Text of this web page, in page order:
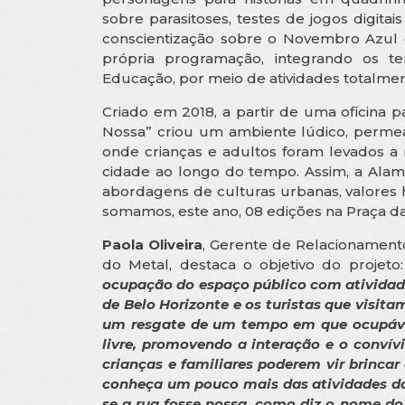
sobre parasitoses, testes de jogos
conscientização sobre o Novembro
própria programação, integrando os
Educação, por meio de atividades
Criado em 2018, a partir de uma oficina
Nossa” criou um ambiente lúdico,
onde crianças e adultos foram levados
cidade ao longo do tempo. Assim, a
abordagens de culturas urbanas,
somamos, este ano, 08 edições na Praça
Paola Oliveira, Gerente de
do Metal, destaca o objetivo do
ocupação do espaço público com
de Belo Horizonte e os turistas que
um resgate de um tempo em que
livre, promovendo a interação e o
crianças e familiares poderem vir
conheça um pouco mais das atividades